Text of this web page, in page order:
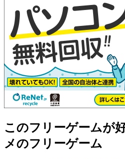
このフリーゲームが
メのフリーゲーム